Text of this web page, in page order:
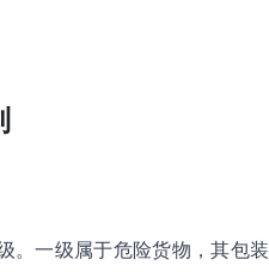
。一级属于危险货物，其包